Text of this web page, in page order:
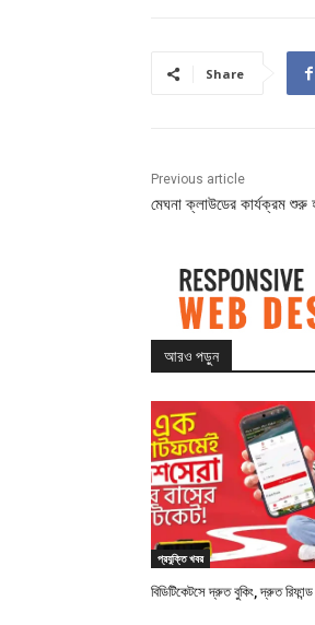
Share
Previous article
মেঘনা ক্লাউডের কার্যক্রম শুরু
আরও পড়ুন
প্রযুক্তি খবর
বিডিটিকেটসে দ্রুত বুকিং, দ্রুত রিফান্ড